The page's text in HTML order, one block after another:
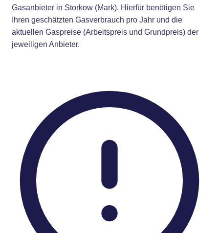
Gasanbieter in Storkow (Mark). Hierfür benötigen Sie
Ihren geschätzten Gasverbrauch pro Jahr und die
aktuellen Gaspreise (Arbeitspreis und Grundpreis) der
jeweiligen Anbieter.